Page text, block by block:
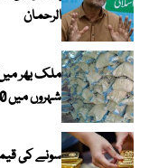
الرحمان
ملک بھر
شہروں میں 20 کلو تھیلا 100 روپے تک مہنگا
سونے کی